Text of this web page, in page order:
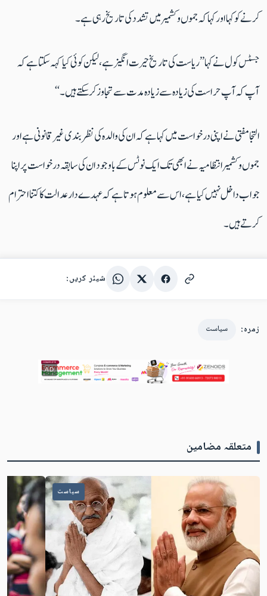
کرنے کو کہا اور کہا کہ جموں و کشمیر میں تشدد کی تاریخ رہی ہے۔
جسٹس کول نے کہا ’’ریاست کی تاریخ حیرت انگیز ہے، لیکن کوئی کیا کہہ سکتا ہے کہ
آپ کہ آپ حراست کی زیادہ سے زیادہ مدت سے تجاوز کر سکتے ہیں۔‘‘
التجا مفتی نے اپنی درخواست میں کہا ہے کہ ان کی والدہ کی نظربندی غیر قانونی ہے اور
جموں و کشمیر انتظامیہ نے ابھی تک ایک نوٹس کے باوجود ان کی سابقہ درخواست پر اپنا
جواب داخل نہیں کیا ہے، اس سے معلوم ہوتا ہے کہ عہدے دار عدالت کا کتنا احترام
کرتے ہیں۔
شیئر کریں:
زمرہ: سیاست
AD
متعلقہ مضامین
سیاست